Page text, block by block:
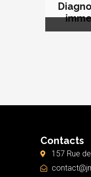
Contacts
157 Rue